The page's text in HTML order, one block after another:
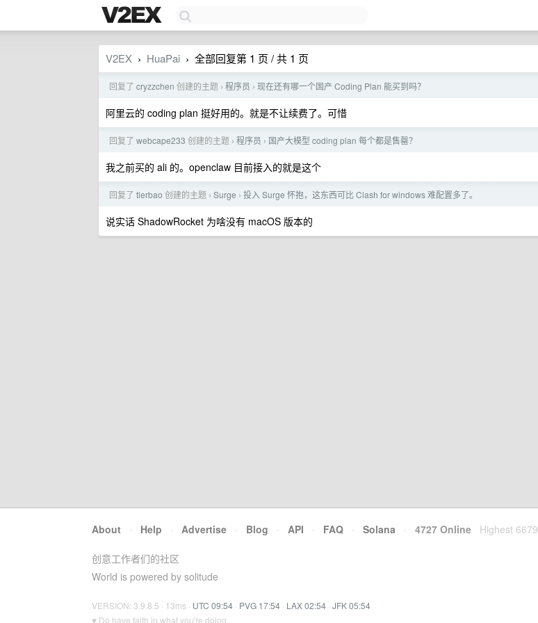
V2EX › HuaPai › 全部回复第 1 页 / 共 1 页
回复了 cryzzchen 创建的主题 › 程序员 › 现在还有哪一个国产 Coding Plan 能买到吗？
阿里云的 coding plan 挺好用的。就是不让续费了。可惜
回复了 webcape233 创建的主题 › 程序员 › 国产大模型 coding plan 每个都是售罄？
我之前买的 ali 的。openclaw 目前接入的就是这个
回复了 tlerbao 创建的主题 › Surge › 投入 Surge 怀抱，这东西可比 Clash for windows 难配置多了。
说实话 ShadowRocket 为啥没有 macOS 版本的
About · Help · Advertise · Blog · API · FAQ · Solana · 4727 Online Highest 6679
创意工作者们的社区
World is powered by solitude
VERSION: 3.9.8.5 · 13ms · UTC 09:54 · PVG 17:54 · LAX 02:54 · JFK 05:54
♥ Do have faith in what you're doing.